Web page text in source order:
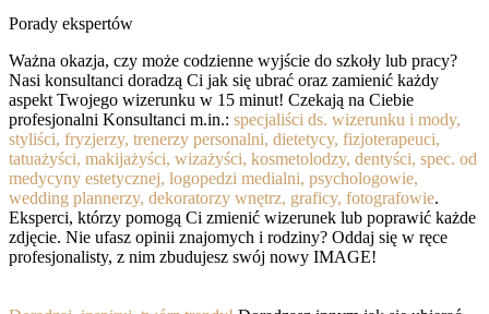
Porady ekspertów
Ważna okazja, czy może codzienne wyjście do szkoły lub pracy?
Nasi konsultanci doradzą Ci jak się ubrać oraz zamienić każdy
aspekt Twojego wizerunku w 15 minut! Czekają na Ciebie
profesjonalni Konsultanci m.in.: specjaliści ds. wizerunku i mody,
styliści, fryzjerzy, trenerzy personalni, dietetycy, fizjoterapeuci,
tatuażyści, makijażyści, wizażyści, kosmetolodzy, dentyści, spec. od
medycyny estetycznej, logopedzi medialni, psychologowie,
wedding plannerzy, dekoratorzy wnętrz, graficy, fotografowie.
Eksperci, którzy pomogą Ci zmienić wizerunek lub poprawić każde
zdjęcie. Nie ufasz opinii znajomych i rodziny? Oddaj się w ręce
profesjonalisty, z nim zbudujesz swój nowy IMAGE!